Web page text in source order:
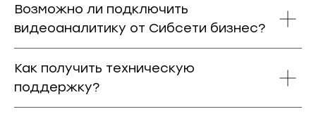
Возможно ли подключить
видеоаналитику от Сибсети бизнес?
Как получить техническую
поддержку?